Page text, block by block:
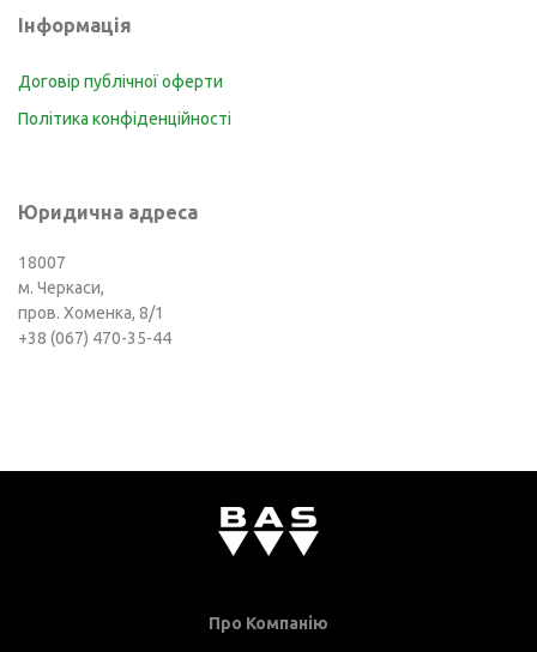
Інформація
Договір публічної оферти
Політика конфіденційності
Юридична адреса
18007
м. Черкаси,
пров. Хоменка, 8/1
+38 (067) 470-35-44
Про Компанію